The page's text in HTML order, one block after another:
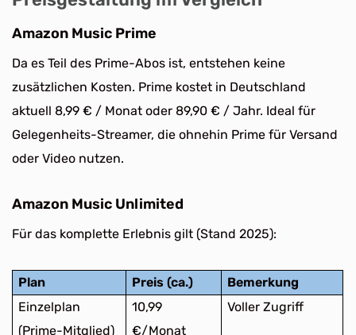
Amazon Music Prime
Da es Teil des Prime-Abos ist, entstehen keine
zusätzlichen Kosten. Prime kostet in Deutschland
aktuell 8,99 € / Monat oder 89,90 € / Jahr. Ideal für
Gelegenheits-Streamer, die ohnehin Prime für Versand
oder Video nutzen.
Amazon Music Unlimited
Für das komplette Erlebnis gilt (Stand 2025):
Plan Preis (ca.)
Bemerkung
Einzelplan
(Prime-Mitglied)
10,99
€/Monat
Voller Zugriff